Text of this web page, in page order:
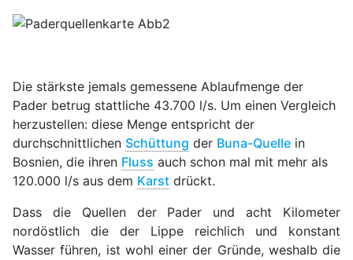
Die stärkste jemals gemessene Ablaufmenge der
Pader betrug stattliche 43.700 l/s. Um einen Vergleich
herzustellen: diese Menge entspricht der
durchschnittlichen Schüttung der Buna-Quelle in
Bosnien, die ihren Fluss auch schon mal mit mehr als
120.000 l/s aus dem Karst drückt.
Dass die Quellen der Pader und acht Kilometer
nordöstlich die der Lippe reichlich und konstant
Wasser führen, ist wohl einer der Gründe, weshalb die